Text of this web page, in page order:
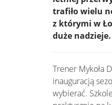
trafiło wielu
z którymi w
duże nadzieje.
Trener Mykoła
inauguracją
wybierać.